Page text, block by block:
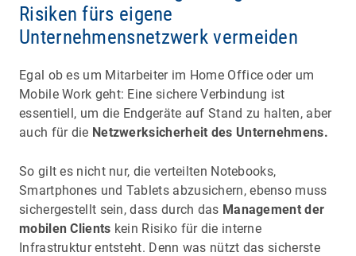
Risiken fürs eigene
Unternehmensnetzwerk vermeiden
Egal ob es um Mitarbeiter im Home Office oder um
Mobile Work geht: Eine sichere Verbindung ist
essentiell, um die Endgeräte auf Stand zu halten, aber
auch für die Netzwerksicherheit des Unternehmens.
So gilt es nicht nur, die verteilten Notebooks,
Smartphones und Tablets abzusichern, ebenso muss
sichergestellt sein, dass durch das Management der
mobilen Clients kein Risiko für die interne
Infrastruktur entsteht. Denn was nützt das sicherste